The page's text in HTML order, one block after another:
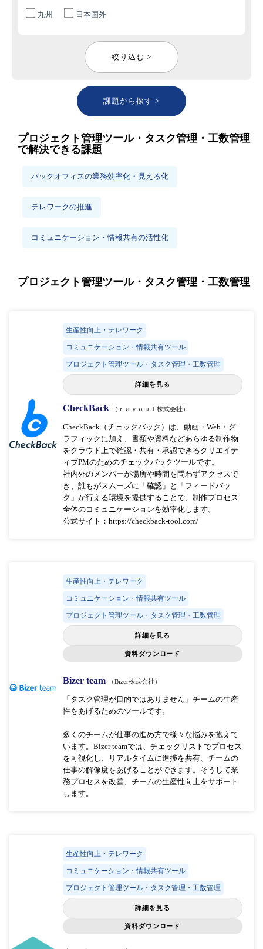
九州 日本国外
絞り込む >
課題から探す >
プロジェクト管理ツール・タスク管理・工数管理
で解決できる課題
バックオフィスの業務効率化・見える化
テレワークの推進
コミュニケーション・情報共有の活性化
プロジェクト管理ツール・タスク管理・工数管理
生産性向上・テレワーク
コミュニケーション・情報共有ツール
プロジェクト管理ツール・タスク管理・工数管理
詳細を見る
CheckBack （ｒａｙｏｕｔ株式会社）
CheckBack（チェックバック）は、動画・Web・グ
ラフィックに加え、書類や資料などあらゆる制作物
をクラウド上で確認・共有・承認できるクリエイテ
ィブPMのためのチェックバックツールです。
社内外のメンバーが場所や時間を問わずアクセスで
き、誰もがスムーズに「確認」と「フィードバッ
ク」が行える環境を提供することで、制作プロセス
全体のコミュニケーションを効率化します。
公式サイト：https://checkback-tool.com/
生産性向上・テレワーク
コミュニケーション・情報共有ツール
プロジェクト管理ツール・タスク管理・工数管理
詳細を見る
資料ダウンロード
Bizer team （Bizer株式会社）
「タスク管理が目的ではありません」チームの生産
性をあげるためのツールです。
多くのチームが仕事の進め方で様々な悩みを抱えて
います。Bizer teamでは、チェックリストでプロセス
を可視化し、リアルタイムに進捗を共有、チームの
仕事の解像度をあげることができます。そうして業
務プロセスを改善、チームの生産性向上をサポート
します。
生産性向上・テレワーク
コミュニケーション・情報共有ツール
プロジェクト管理ツール・タスク管理・工数管理
詳細を見る
資料ダウンロード